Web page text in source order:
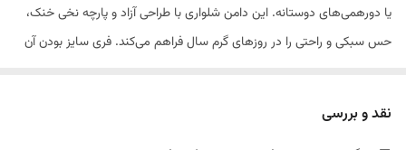
یا دورهمی‌های دوستانه. این دامن شلواری با طراحی آزاد و پارچه نخی خنک،
حس سبکی و راحتی را در روزهای گرم سال فراهم می‌کند. فری سایز بودن آن
نقد و بررسی